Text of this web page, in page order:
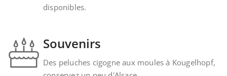
disponibles.
Souvenirs
Des peluches cigogne aux moules à Kougelhopf,